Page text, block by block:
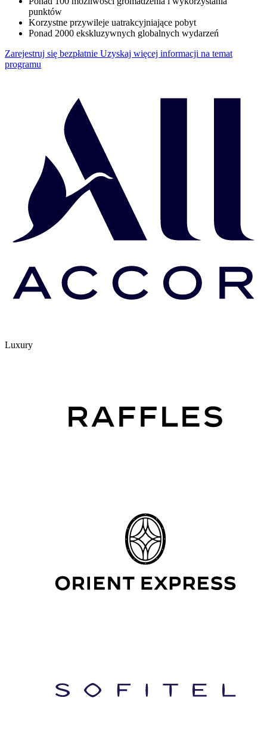
punktów
Korzystne przywileje uatrakcyjniające pobyt
Ponad 2000 ekskluzywnych globalnych wydarzeń
Zarejestruj się bezpłatnie Uzyskaj więcej informacji na temat
programu
Luxury